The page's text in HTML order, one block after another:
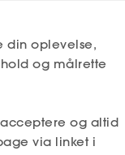
din oplevelse,
og målrette
og altid
via linket i